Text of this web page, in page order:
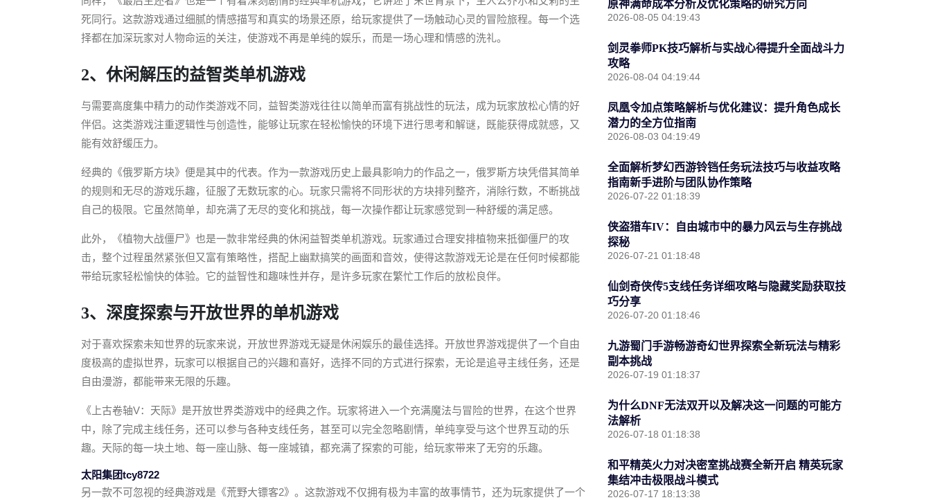
死同行。这款游戏通过细腻的情感描写和真实的场景还原，给玩家提供了一场触动心灵的冒险旅程。每一个选
择都在加深玩家对人物命运的关注，使游戏不再是单纯的娱乐，而是一场心理和情感的洗礼。
2、休闲解压的益智类单机游戏
与需要高度集中精力的动作类游戏不同，益智类游戏往往以简单而富有挑战性的玩法，成为玩家放松心情的好
伴侣。这类游戏注重逻辑性与创造性，能够让玩家在轻松愉快的环境下进行思考和解谜，既能获得成就感，又
能有效舒缓压力。
经典的《俄罗斯方块》便是其中的代表。作为一款游戏历史上最具影响力的作品之一，俄罗斯方块凭借其简单
的规则和无尽的游戏乐趣，征服了无数玩家的心。玩家只需将不同形状的方块排列整齐，消除行数，不断挑战
自己的极限。它虽然简单，却充满了无尽的变化和挑战，每一次操作都让玩家感觉到一种舒缓的满足感。
此外，《植物大战僵尸》也是一款非常经典的休闲益智类单机游戏。玩家通过合理安排植物来抵御僵尸的攻
击，整个过程虽然紧张但又富有策略性，搭配上幽默搞笑的画面和音效，使得这款游戏无论是在任何时候都能
带给玩家轻松愉快的体验。它的益智性和趣味性并存，是许多玩家在繁忙工作后的放松良伴。
3、深度探索与开放世界的单机游戏
对于喜欢探索未知世界的玩家来说，开放世界游戏无疑是休闲娱乐的最佳选择。开放世界游戏提供了一个自由
度极高的虚拟世界，玩家可以根据自己的兴趣和喜好，选择不同的方式进行探索，无论是追寻主线任务，还是
自由漫游，都能带来无限的乐趣。
《上古卷轴V：天际》是开放世界类游戏中的经典之作。玩家将进入一个充满魔法与冒险的世界，在这个世界
中，除了完成主线任务，还可以参与各种支线任务，甚至可以完全忽略剧情，单纯享受与这个世界互动的乐
趣。天际的每一块土地、每一座山脉、每一座城镇，都充满了探索的可能，给玩家带来了无穷的乐趣。
太阳集团tcy8722
另一款不可忽视的经典游戏是《荒野大镖客2》。这款游戏不仅拥有极为丰富的故事情节，还为玩家提供了一个
原神满命成本分析及优化策略的研究方向
2026-08-05 04:19:43
剑灵拳师PK技巧解析与实战心得提升全面战斗力
攻略
2026-08-04 04:19:44
凤凰令加点策略解析与优化建议：提升角色成长
潜力的全方位指南
2026-08-03 04:19:49
全面解析梦幻西游铃铛任务玩法技巧与收益攻略
指南新手进阶与团队协作策略
2026-07-22 01:18:39
侠盗猎车IV：自由城市中的暴力风云与生存挑战
探秘
2026-07-21 01:18:48
仙剑奇侠传5支线任务详细攻略与隐藏奖励获取技
巧分享
2026-07-20 01:18:46
九游蜀门手游畅游奇幻世界探索全新玩法与精彩
副本挑战
2026-07-19 01:18:37
为什么DNF无法双开以及解决这一问题的可能方
法解析
2026-07-18 01:18:38
和平精英火力对决密室挑战赛全新开启 精英玩家
集结冲击极限战斗模式
2026-07-17 18:13:38